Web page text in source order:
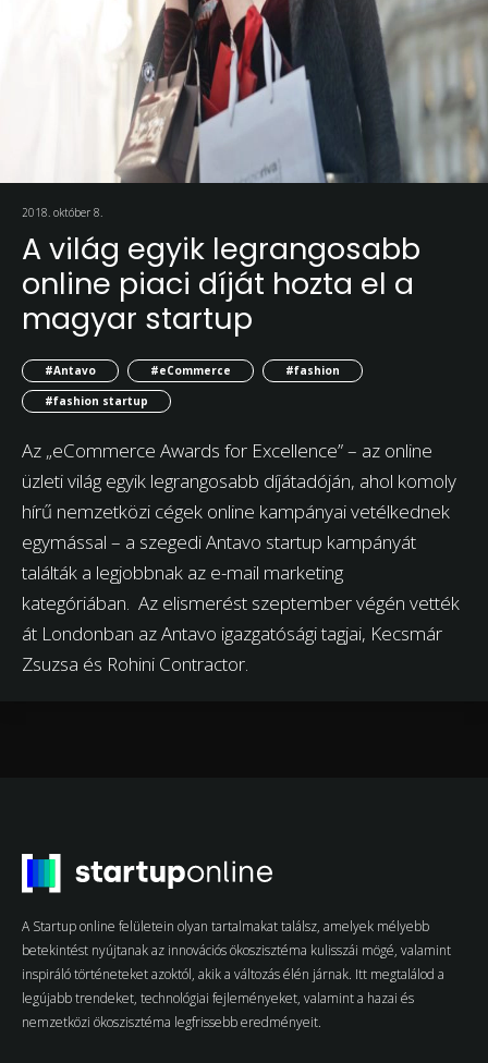
2018. október 8.
A világ egyik legrangosabb
online piaci díját hozta el a
magyar startup
#Antavo #eCommerce
#fashion
#fashion startup
Az „eCommerce Awards for Excellence” – az online
üzleti világ egyik legrangosabb díjátadóján, ahol komoly
hírű nemzetközi cégek online kampányai vetélkednek
egymással – a szegedi Antavo startup kampányát
találták a legjobbnak az e-mail marketing
kategóriában. Az elismerést szeptember végén vették
át Londonban az Antavo igazgatósági tagjai, Kecsmár
Zsuzsa és Rohini Contractor.
A Startup online felületein olyan tartalmakat találsz, amelyek mélyebb
betekintést nyújtanak az innovációs ökoszisztéma kulisszái mögé, valamint
inspiráló történeteket azoktól, akik a változás élén járnak. Itt megtalálod a
legújabb trendeket, technológiai fejleményeket, valamint a hazai és
nemzetközi ökoszisztéma legfrissebb eredményeit.